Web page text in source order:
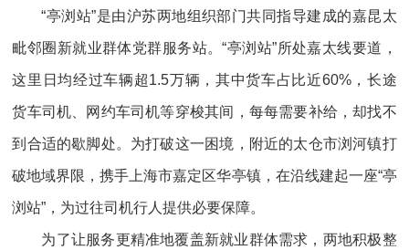
“亭浏站”是由沪苏两地组织部门共同指导建成的嘉昆太
毗邻圈新就业群体党群服务站。“亭浏站”所处嘉太线要道，
这里日均经过车辆超1.5万辆，其中货车占比近60%，长途
货车司机、网约车司机等穿梭其间，每每需要补给，却找不
到合适的歇脚处。为打破这一困境，附近的太仓市浏河镇打
破地域界限，携手上海市嘉定区华亭镇，在沿线建起一座“亭
浏站”，为过往司机行人提供必要保障。
为了让服务更精准地覆盖新就业群体需求，两地积极整